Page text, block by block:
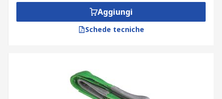
Aggiungi
Schede tecniche